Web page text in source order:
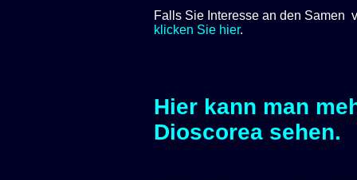
Falls Sie Interesse an den Samen
klicken Sie hier.
Hier kann man
Dioscorea sehen.